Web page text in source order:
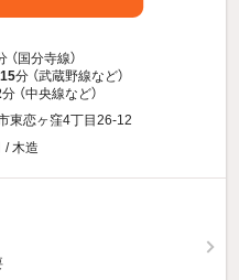
（国分寺線）
15分 （武蔵野線など）
分 （中央線など）
東恋ヶ窪4丁目26-12
/ 木造